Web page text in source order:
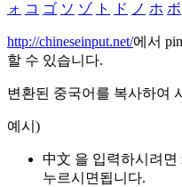
ォ コ ゴ ソ ゾ ト ド ノ ホ ボ
http://chineseinput.net/에서
할 수 있습니다.
변환된 중국어를 복사하여
예시)
中文 을 입력하시려면
누르시면됩니다.